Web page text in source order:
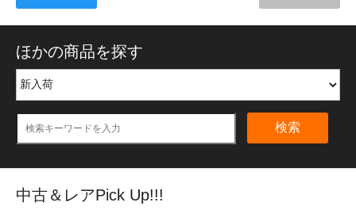
ほかの商品を探す
検索
中古＆レアPick Up!!!